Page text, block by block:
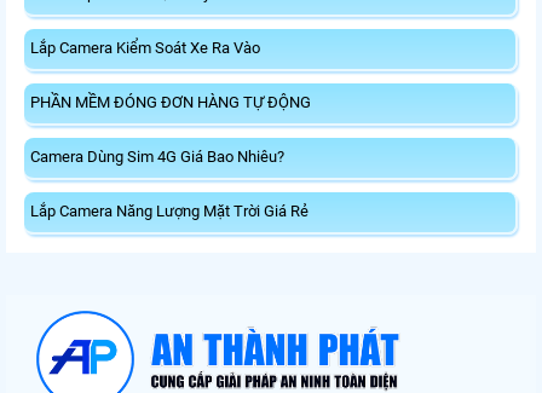
Lắp Camera Kiểm Soát Xe Ra Vào
PHẦN MỀM ĐÓNG ĐƠN HÀNG TỰ ĐỘNG
Camera Dùng Sim 4G Giá Bao Nhiêu?
Lắp Camera Năng Lượng Mặt Trời Giá Rẻ